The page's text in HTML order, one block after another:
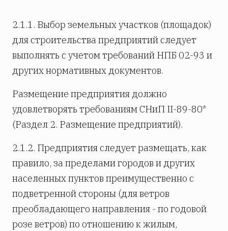
2.1.1. Выбор земельных участков (площадок)
для строительства предприятий следует
выполнять с учетом требований НПБ 02-93 и
других нормативных документов.
Размещение предприятия должно
удовлетворять требованиям СНиП II-89-80*
(Раздел 2. Размещение предприятий).
2.1.2. Предприятия следует размещать, как
правило, за пределами городов и других
населенных пунктов преимущественно с
подветренной стороны (для ветров
преобладающего направления - по годовой
розе ветров) по отношению к жилым,